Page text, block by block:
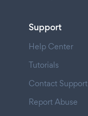
Support
Help Center
Tutorials
Contact Support
Report Abuse